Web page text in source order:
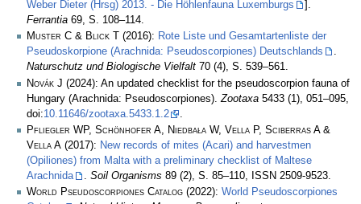
Weber Dieter (Hrsg) 2013. - Die Höhlenfauna Luxemburgs
].
Ferrantia 69, S. 108–114.
Muster C & Blick T
(2016): Rote Liste und Gesamtartenliste der
Pseudoskorpione (Arachnida: Pseudoscorpiones) Deutschlands
.
Naturschutz und Biologische Vielfalt 70 (4), S. 539–561.
Novák J (2024): An updated checklist for the pseudoscorpion fauna of
Hungary (Arachnida: Pseudoscorpiones). Zootaxa 5433 (1), 051–095,
doi:10.11646/zootaxa.5433.1.2
Pfliegler WP, Schönhofer A, Niedbała W, Vella P, Sciberras A &
Vella A (2017): New records of mites (Acari) and harvestmen
(Opiliones) from Malta with a preliminary checklist of Maltese
Arachnida
. Soil Organisms 89 (2), S. 85–110, ISSN 2509-9523.
World Pseudoscorpiones Catalog (2022): World Pseudoscorpiones